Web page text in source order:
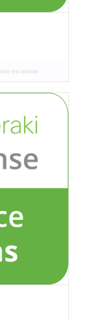
Voir les détails